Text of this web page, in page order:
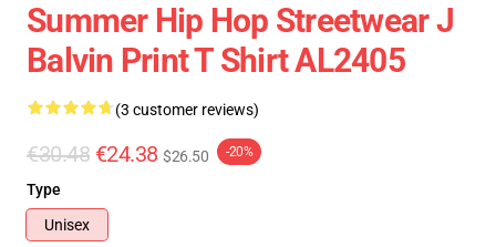
Summer Hip Hop Streetwear J
Balvin Print T Shirt AL2405
(3 customer reviews)
€30.48 €24.38 $26.50 -20%
Type
Unisex